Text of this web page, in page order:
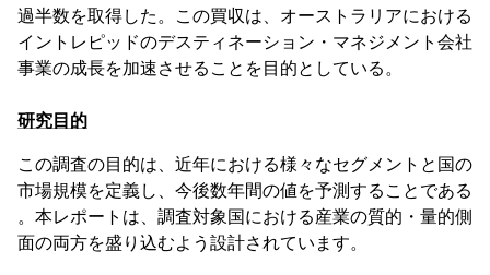
過半数を取得した。この買収は、オーストラリアにおける
イントレピッドのデスティネーション・マネジメント会社
事業の成長を加速させることを目的としている。
研究目的
この調査の目的は、近年における様々なセグメントと国の
市場規模を定義し、今後数年間の値を予測することである
。本レポートは、調査対象国における産業の質的・量的側
面の両方を盛り込むよう設計されています。